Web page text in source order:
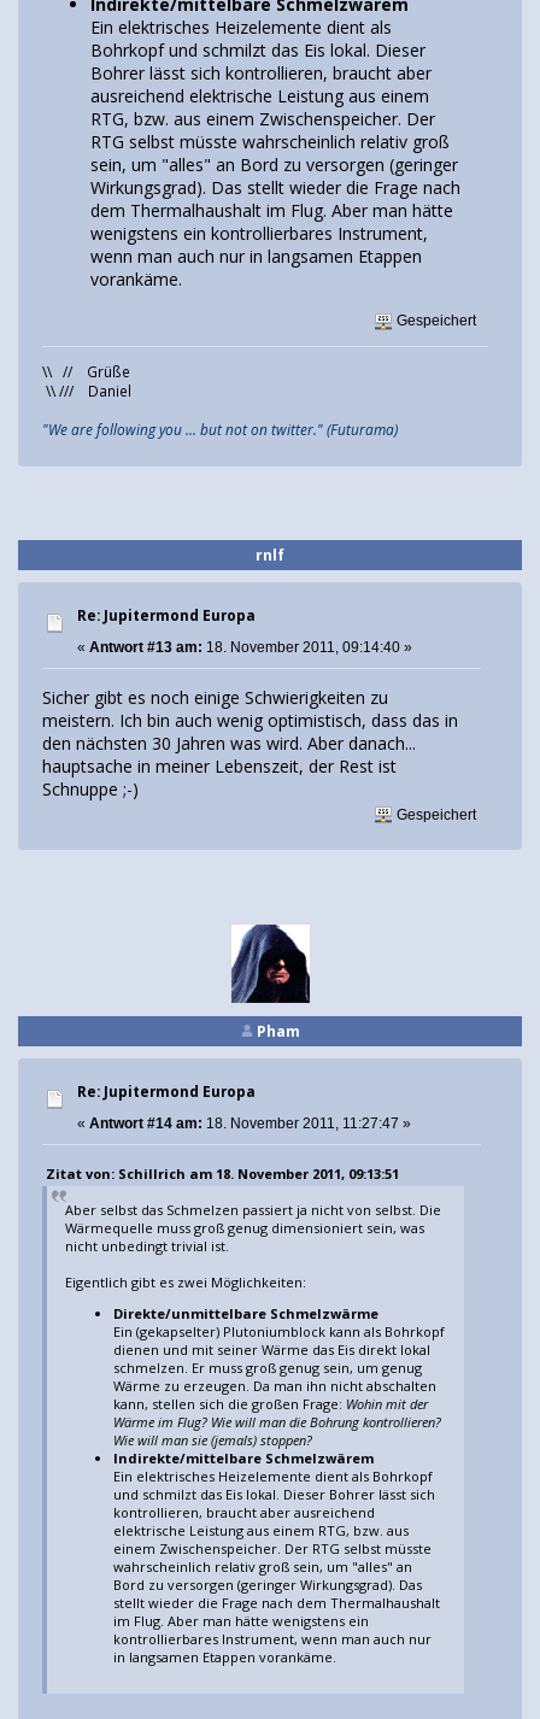
Ein elektrisches Heizelemente dient als
Bohrkopf und schmilzt das Eis lokal. Dieser
Bohrer lässt sich kontrollieren, braucht aber
ausreichend elektrische Leistung aus einem
RTG, bzw. aus einem Zwischenspeicher. Der
RTG selbst müsste wahrscheinlich relativ groß
sein, um "alles" an Bord zu versorgen (geringer
Wirkungsgrad). Das stellt wieder die Frage nach
dem Thermalhaushalt im Flug. Aber man hätte
wenigstens ein kontrollierbares Instrument,
wenn man auch nur in langsamen Etappen
vorankäme.
Gespeichert
\\ // Grüße
\\ /// Daniel
"We are following you ... but not on twitter." (Futurama)
rnlf
Re: Jupitermond Europa
« Antwort #13 am: 18. November 2011, 09:14:40 »
Sicher gibt es noch einige Schwierigkeiten zu
meistern. Ich bin auch wenig optimistisch, dass das in
den nächsten 30 Jahren was wird. Aber danach...
hauptsache in meiner Lebenszeit, der Rest ist
Schnuppe ;-)
Gespeichert
Pham
Re: Jupitermond Europa
« Antwort #14 am: 18. November 2011, 11:27:47 »
Zitat von: Schillrich am 18. November 2011, 09:13:51
Aber selbst das Schmelzen passiert ja nicht von selbst. Die
Wärmequelle muss groß genug dimensioniert sein, was
nicht unbedingt trivial ist.
Eigentlich gibt es zwei Möglichkeiten:
Direkte/unmittelbare Schmelzwärme
Ein (gekapselter) Plutoniumblock kann als Bohrkopf
dienen und mit seiner Wärme das Eis direkt lokal
schmelzen. Er muss groß genug sein, um genug
Wärme zu erzeugen. Da man ihn nicht abschalten
kann, stellen sich die großen Frage: Wohin mit der
Wärme im Flug? Wie will man die Bohrung kontrollieren?
Wie will man sie (jemals) stoppen?
Indirekte/mittelbare Schmelzwärem
Ein elektrisches Heizelemente dient als Bohrkopf
und schmilzt das Eis lokal. Dieser Bohrer lässt sich
kontrollieren, braucht aber ausreichend
elektrische Leistung aus einem RTG, bzw. aus
einem Zwischenspeicher. Der RTG selbst müsste
wahrscheinlich relativ groß sein, um "alles" an
Bord zu versorgen (geringer Wirkungsgrad). Das
stellt wieder die Frage nach dem Thermalhaushalt
im Flug. Aber man hätte wenigstens ein
kontrollierbares Instrument, wenn man auch nur
in langsamen Etappen vorankäme.